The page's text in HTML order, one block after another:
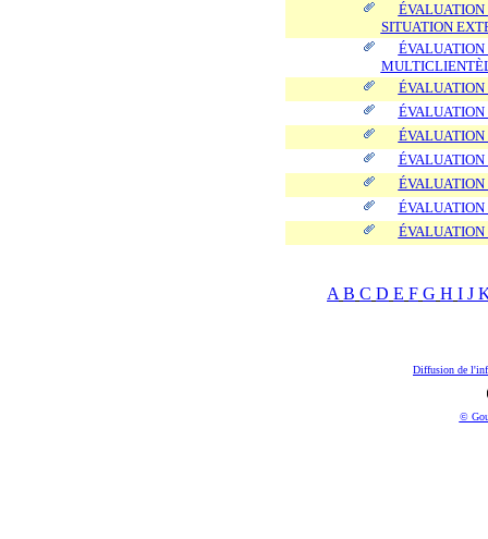
ÉVALUATION
SITUATION
A B C D E F G H I J
Diffusion de
©